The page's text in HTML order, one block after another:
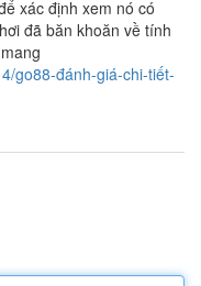
xác định xem nó có
đã băn khoăn về tính
go88-đánh-giá-chi-tiết-